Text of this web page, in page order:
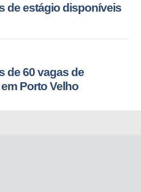
de estágio disponíveis
de 60 vagas de
Porto Velho